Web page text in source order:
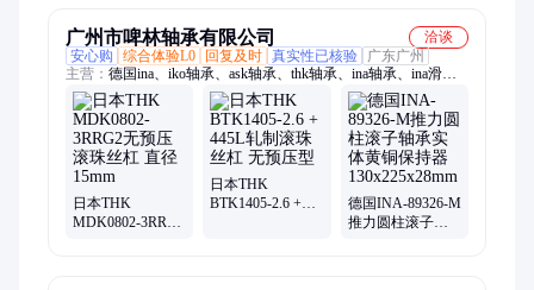
广州市啤林轴承有限公司
洽谈
安心购
综合体验L0 回复及时 真实性已核验
广东广州
主营： 德国ina、iko轴承、ask轴承、thk轴承、ina轴承、ina滑
块、轴承座、球轴承、nmb轴承、支承轴承、滚子轴承、滚轮轴
承、滚针轴承、直线轴承、关节轴承、支撑轴承、轴承单元、带
座轴承、单向轴承、从动轴承、外球面轴承、不锈钢轴承、汽车
轮毂轴承、滚珠衬套轴承、精密板式导轨
日本THK
MDK0802-3RRG2
日本THK
BTK1405-2.6 +
德国INA-89326-M
推力圆柱滚子轴